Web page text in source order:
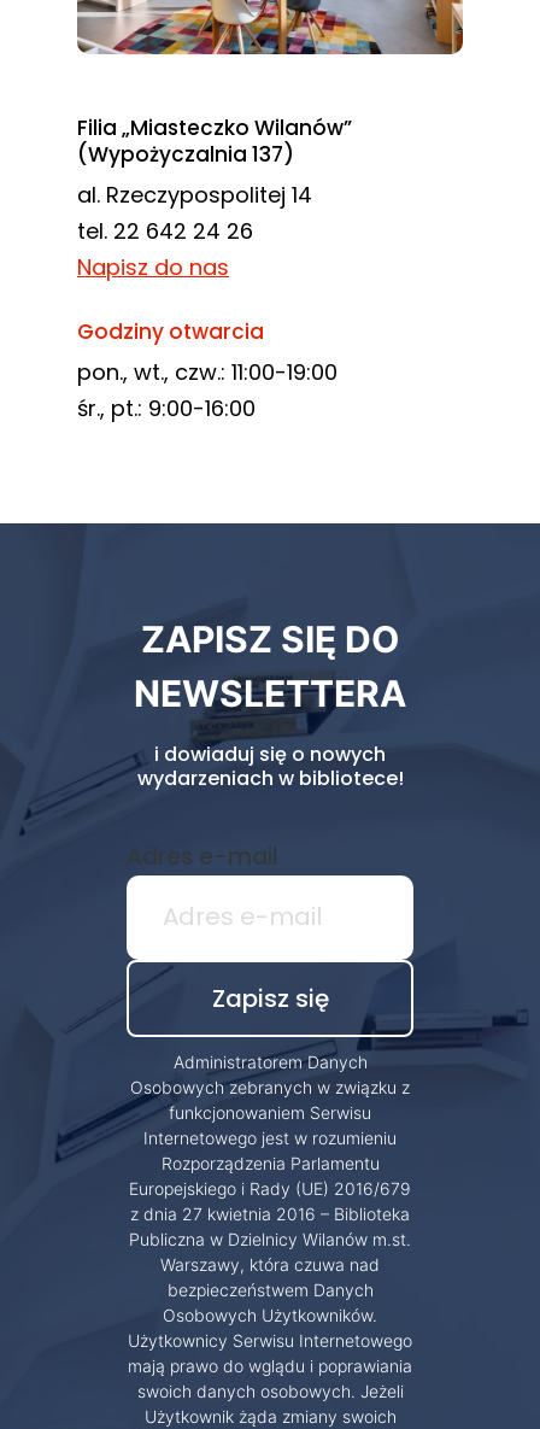
Filia „Miasteczko Wilanów”
(Wypożyczalnia 137)
al. Rzeczypospolitej 14
tel. 22 642 24 26
Napisz do nas
Godziny otwarcia
pon., wt., czw.: 11:00-19:00
śr., pt.: 9:00-16:00
biblioteki
ZAPISZ SIĘ DO
NEWSLETTERA
i dowiaduj się o nowych
wydarzeniach w bibliotece!
Adres e-mail
Administratorem Danych
Osobowych zebranych w związku z
funkcjonowaniem Serwisu
Internetowego jest w rozumieniu
Rozporządzenia Parlamentu
Europejskiego i Rady (UE) 2016/679
z dnia 27 kwietnia 2016 – Biblioteka
Publiczna w Dzielnicy Wilanów m.st.
Warszawy, która czuwa nad
bezpieczeństwem Danych
Osobowych Użytkowników.
Użytkownicy Serwisu Internetowego
mają prawo do wglądu i poprawiania
swoich danych osobowych. Jeżeli
Użytkownik żąda zmiany swoich